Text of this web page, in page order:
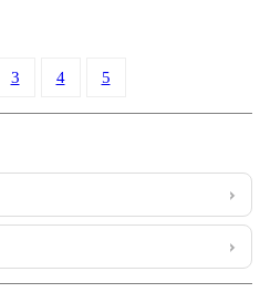
3 4 5